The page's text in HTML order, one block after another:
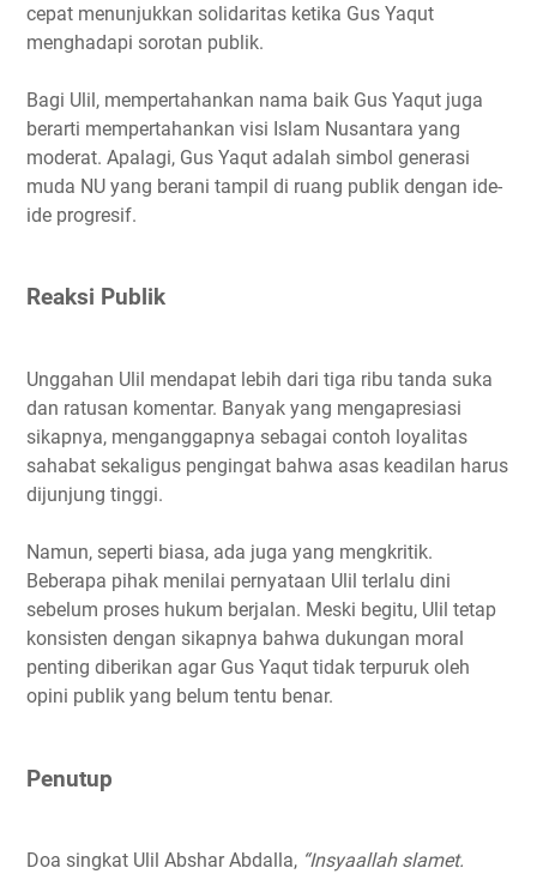
cepat menunjukkan solidaritas ketika Gus Yaqut
menghadapi sorotan publik.
Bagi Ulil, mempertahankan nama baik Gus Yaqut juga
berarti mempertahankan visi Islam Nusantara yang
moderat. Apalagi, Gus Yaqut adalah simbol generasi
muda NU yang berani tampil di ruang publik dengan ide-
ide progresif.
Reaksi Publik
Unggahan Ulil mendapat lebih dari tiga ribu tanda suka
dan ratusan komentar. Banyak yang mengapresiasi
sikapnya, menganggapnya sebagai contoh loyalitas
sahabat sekaligus pengingat bahwa asas keadilan harus
dijunjung tinggi.
Namun, seperti biasa, ada juga yang mengkritik.
Beberapa pihak menilai pernyataan Ulil terlalu dini
sebelum proses hukum berjalan. Meski begitu, Ulil tetap
konsisten dengan sikapnya bahwa dukungan moral
penting diberikan agar Gus Yaqut tidak terpuruk oleh
opini publik yang belum tentu benar.
Penutup
Doa singkat Ulil Abshar Abdalla, “Insyaallah slamet.